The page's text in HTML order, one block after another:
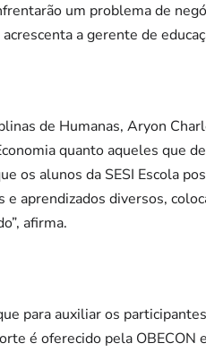
um problema de
a gerente de
de Humanas, Aryon
quanto aqueles que
os alunos da SESI Escola
e aprendizados diversos,
afirma.
para auxiliar os
é oferecido pela